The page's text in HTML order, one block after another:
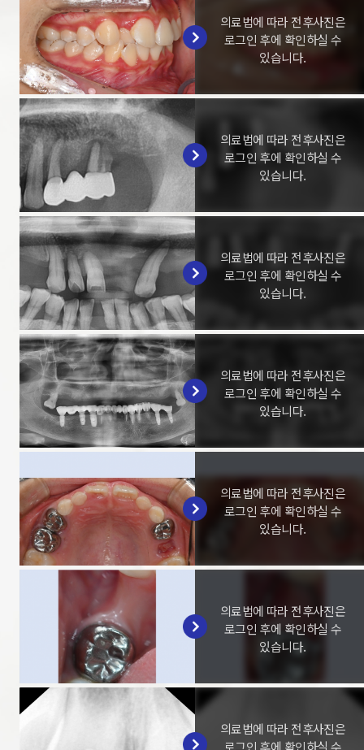
의료법에 따라 전후사진은
로그인 후에 확인하실 수
있습니다.
의료법에 따라 전후사진은
로그인 후에 확인하실 수
있습니다.
의료법에 따라 전후사진은
로그인 후에 확인하실 수
있습니다.
의료법에 따라 전후사진은
로그인 후에 확인하실 수
있습니다.
의료법에 따라 전후사진은
로그인 후에 확인하실 수
있습니다.
의료법에 따라 전후사진은
로그인 후에 확인하실 수
있습니다.
의료법에 따라 전후사진은
로그인 후에 확인하실 수